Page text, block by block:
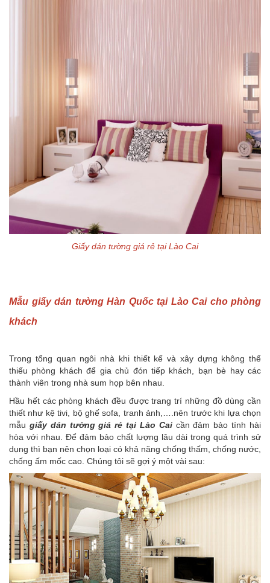
Giấy dán tường giá rẻ tại Lào Cai
Mẫu giấy dán tường Hàn Quốc tại Lào Cai cho phòng
khách
Trong tổng quan ngôi nhà khi thiết kế và xây dựng không thể
thiếu phòng khách để gia chủ đón tiếp khách, bạn bè hay các
thành viên trong nhà sum họp bên nhau.
Hầu hết các phòng khách đều được trang trí những đồ dùng cần
thiết như kệ tivi, bộ ghế sofa, tranh ảnh,….nên trước khi lựa chọn
mẫu giấy dán tường giá rẻ tại Lào Caicần đảm bảo tính hài
hòa với nhau. Để đảm bảo chất lượng lâu dài trong quá trình sử
dụng thì bạn nên chọn loại có khả năng chống thấm, chống nước,
chống ấm mốc cao. Chúng tôi sẽ gợi ý một vài sau: